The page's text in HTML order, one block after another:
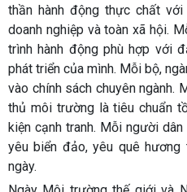
thần hành động thực chất
doanh nghiệp và toàn xã hội.
trình hành động phù hợp với
phát triển của mình. Mỗi bộ,
vào chính sách chuyên ngành.
thủ môi trường là tiêu chuẩn
kiện cạnh tranh. Mỗi người
yêu biển đảo, yêu quê hương
ngày.